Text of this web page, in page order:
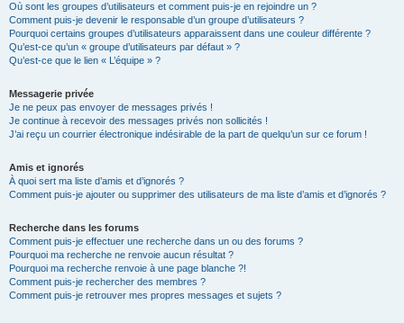
Où sont les groupes d’utilisateurs et comment puis-je en rejoindre un ?
Comment puis-je devenir le responsable d’un groupe d’utilisateurs ?
Pourquoi certains groupes d’utilisateurs apparaissent dans une couleur différente ?
Qu’est-ce qu’un « groupe d’utilisateurs par défaut » ?
Qu’est-ce que le lien « L’équipe » ?
Messagerie privée
Je ne peux pas envoyer de messages privés !
Je continue à recevoir des messages privés non sollicités !
J’ai reçu un courrier électronique indésirable de la part de quelqu’un sur ce forum !
Amis et ignorés
À quoi sert ma liste d’amis et d’ignorés ?
Comment puis-je ajouter ou supprimer des utilisateurs de ma liste d’amis et d’ignorés ?
Recherche dans les forums
Comment puis-je effectuer une recherche dans un ou des forums ?
Pourquoi ma recherche ne renvoie aucun résultat ?
Pourquoi ma recherche renvoie à une page blanche ?!
Comment puis-je rechercher des membres ?
Comment puis-je retrouver mes propres messages et sujets ?